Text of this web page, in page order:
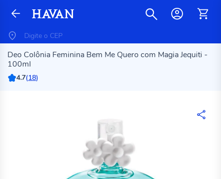
Deo Colônia Feminina Bem Me Quero com Magia Jequiti -
100ml
4.7(18)